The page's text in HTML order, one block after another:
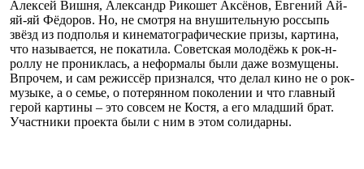
Алексей Вишня, Александр Рикошет Аксёнов, Евгений Ай-
яй-яй Фёдоров. Но, не смотря на внушительную россыпь
звёзд из подполья и кинематографические призы, картина,
что называется, не покатила. Советская молодёжь к рок-н-
роллу не прониклась, а неформалы были даже возмущены.
Впрочем, и сам режиссёр признался, что делал кино не о рок-
музыке, а о семье, о потерянном поколении и что главный
герой картины – это совсем не Костя, а его младший брат.
Участники проекта были с ним в этом солидарны.